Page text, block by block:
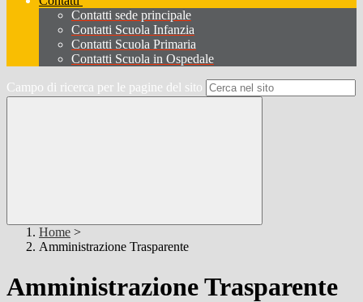
Contatti sede principale
Contatti Scuola Infanzia
Contatti Scuola Primaria
Contatti Scuola in Ospedale
Campo di ricerca per le pagine del sito
Home >
Amministrazione Trasparente
Amministrazione Trasparente